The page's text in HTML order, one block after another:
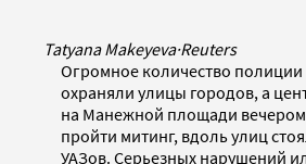
Tatyana Makeyeva·Reuters
Огромное количество
охраняли улицы городов, а
на Манежной площади
пройти митинг, вдоль улиц
УАЗов. Серьезных нарушений